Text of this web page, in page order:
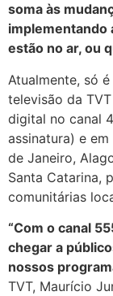
soma às
implementando
estão no ar, ou
Atualmente, só
televisão da
digital no canal
assinatura) e
de Janeiro,
Santa Catarina,
comunitárias
“Com o canal
chegar a
nossos
TVT, Maurício